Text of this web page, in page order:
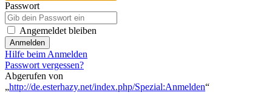
Passwort
Angemeldet bleiben
Anmelden
Hilfe beim Anmelden
Passwort vergessen?
Abgerufen von
„http://de.esterhazy.net/index.php/Spezial:Anmelden“